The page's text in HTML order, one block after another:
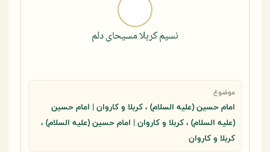
نسیم کربلا مسیحای دلم
موضوع
امام حسین (علیه السلام) ، کربلا و کاروان | امام حسین
(علیه السلام) ، کربلا و کاروان | امام حسین (علیه السلام) ،
کربلا و کاروان